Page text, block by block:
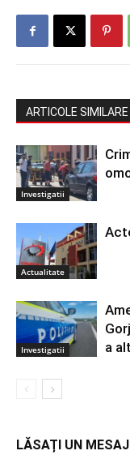
ARTICOLE SIMILARE
Investigatii
Actualitate
Investigatii
a
LĂSAȚI UN MESAJ